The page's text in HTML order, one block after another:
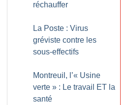
réchauffer
La Poste : Virus
gréviste contre les
sous-effectifs
Montreuil, l’« Usine
verte » : Le travail ET la
santé